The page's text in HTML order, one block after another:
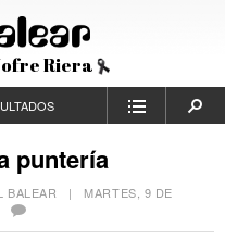
Riera
puntería
BALEAR | MARTES, 9 DE